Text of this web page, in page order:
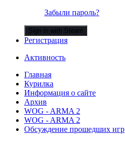
Забыли пароль?
Sign in with Steam
Регистрация
Активность
Главная
Курилка
Информация о сайте
Архив
WOG - ARMA 2
WOG - ARMA 2
Обсуждение прошедших игр